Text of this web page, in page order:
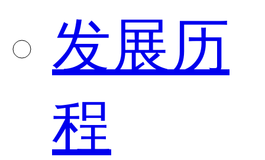
发展历
程